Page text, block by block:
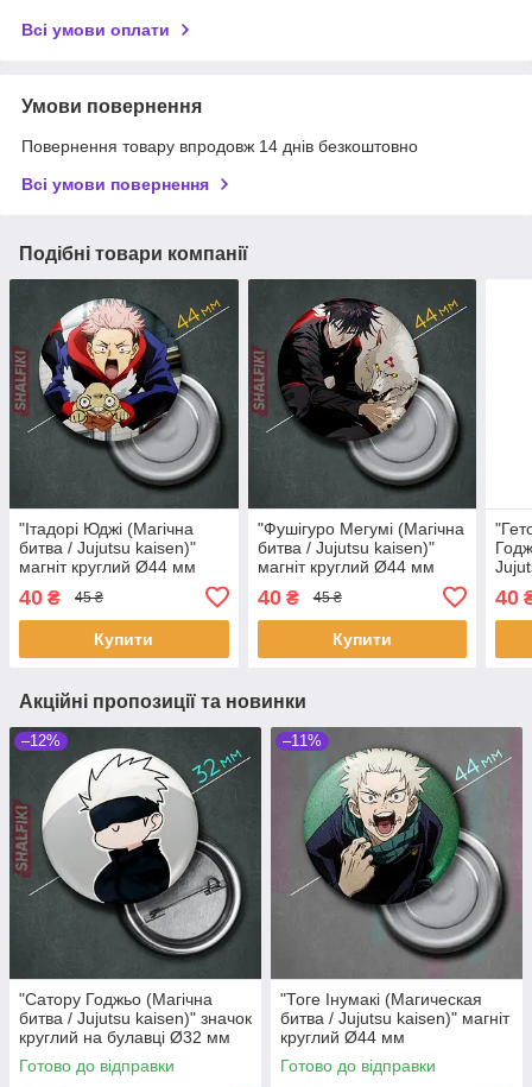
Всі умови оплати
Умови повернення
Повернення товару впродовж 14 днів безкоштовно
Всі умови повернення
Подібні товари компанії
"Ітадорі Юджі (Магічна
битва / Jujutsu kaisen)"
магніт круглий Ø44 мм
40 ₴ 45 ₴
Купити
"Фушігуро Мегумі (Магічна
битва / Jujutsu kaisen)"
магніт круглий Ø44 мм
40₴ 45 ₴
Купити
40
Акційні пропозиції та новинки
–12%
"Сатору Годжьо (Магічна
битва / Jujutsu kaisen)" значок
круглий на булавці Ø32 мм
Готово до відправки
–11%
"Тоге Інумакі (Магическая
битва / Jujutsu kaisen)" магніт
круглий Ø44 мм
Готово до відправки